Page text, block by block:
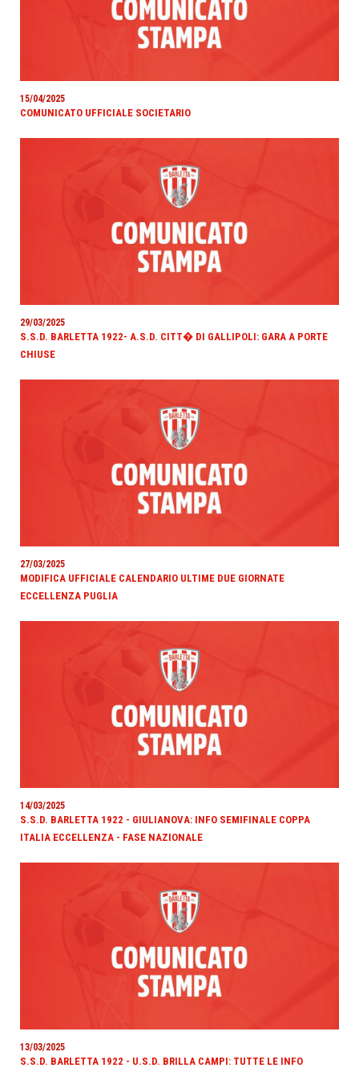
15/04/2025
COMUNICATO UFFICIALE SOCIETARIO
29/03/2025
S.S.D. BARLETTA 1922- A.S.D. CITT� DI GALLIPOLI: GARA A PORTE
CHIUSE
27/03/2025
MODIFICA UFFICIALE CALENDARIO ULTIME DUE GIORNATE
ECCELLENZA PUGLIA
14/03/2025
S.S.D. BARLETTA 1922 - GIULIANOVA: INFO SEMIFINALE COPPA
ITALIA ECCELLENZA - FASE NAZIONALE
13/03/2025
S.S.D. BARLETTA 1922 - U.S.D. BRILLA CAMPI: TUTTE LE INFO